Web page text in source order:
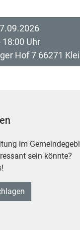
18:00 Uhr
Hof 7 66271
im
sein könnte?